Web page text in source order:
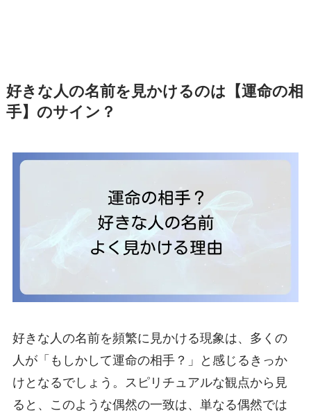
好きな人の名前を見かけるのは【運命の相
手】のサイン？
好きな人の名前を頻繁に見かける現象は、多くの
人が「もしかして運命の相手？」と感じるきっか
けとなるでしょう。スピリチュアルな観点から見
ると、このような偶然の一致は、単なる偶然では